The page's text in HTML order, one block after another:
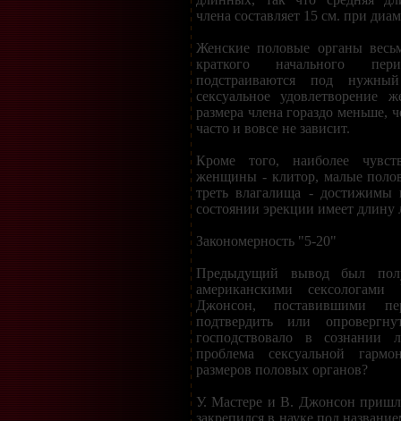
члена составляет 15 см. при
Женские половые органы
краткого начального
подстраиваются под
сексуальное удовлетворение
размера члена гораздо меньше,
часто и вовсе не зависит.
Кроме того, наиболее
женщины - клитор, малые
треть влагалища - достижимы
состоянии эрекции имеет
Закономерность "5-20"
Предыдущий вывод был
американскими
Джонсон, поставившими
подтвердить или
господствовало в сознании
проблема сексуальной
размеров половых органов?
У. Мастере и В. Джонсон
закрепился в науке под